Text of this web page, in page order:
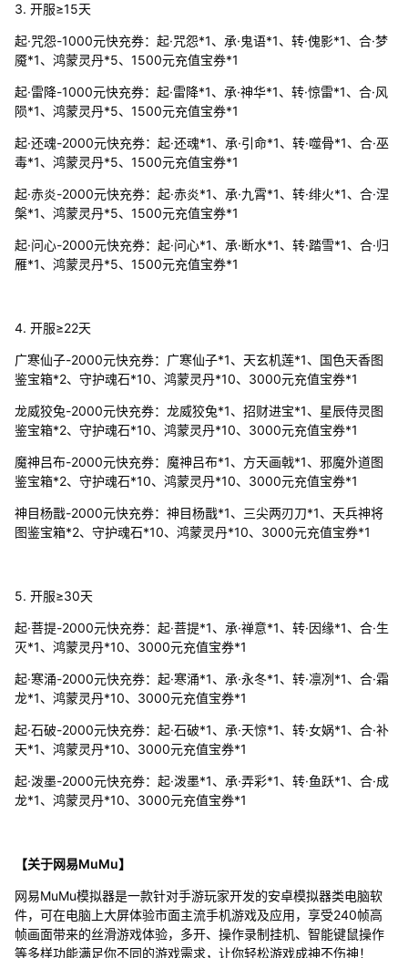
3. 开服≥15天
起·咒怨-1000元快充券：起·咒怨*1、承·鬼语*1、转·傀影*1、合·梦
魇*1、鸿蒙灵丹*5、1500元充值宝券*1
起·雷降-1000元快充券：起·雷降*1、承·神华*1、转·惊雷*1、合·风
陨*1、鸿蒙灵丹*5、1500元充值宝券*1
起·还魂-2000元快充券：起·还魂*1、承·引命*1、转·噬骨*1、合·巫
毒*1、鸿蒙灵丹*5、1500元充值宝券*1
起·赤炎-2000元快充券：起·赤炎*1、承·九霄*1、转·绯火*1、合·涅
槃*1、鸿蒙灵丹*5、1500元充值宝券*1
起·问心-2000元快充券：起·问心*1、承·断水*1、转·踏雪*1、合·归
雁*1、鸿蒙灵丹*5、1500元充值宝券*1
4. 开服≥22天
广寒仙子-2000元快充券：广寒仙子*1、天玄机莲*1、国色天香图
鉴宝箱*2、守护魂石*10、鸿蒙灵丹*10、3000元充值宝券*1
龙威狡兔-2000元快充券：龙威狡兔*1、招财进宝*1、星辰侍灵图
鉴宝箱*2、守护魂石*10、鸿蒙灵丹*10、3000元充值宝券*1
魔神吕布-2000元快充券：魔神吕布*1、方天画戟*1、邪魔外道图
鉴宝箱*2、守护魂石*10、鸿蒙灵丹*10、3000元充值宝券*1
神目杨戬-2000元快充券：神目杨戬*1、三尖两刃刀*1、天兵神将
图鉴宝箱*2、守护魂石*10、鸿蒙灵丹*10、3000元充值宝券*1
5. 开服≥30天
起·菩提-2000元快充券：起·菩提*1、承·禅意*1、转·因缘*1、合·生
灭*1、鸿蒙灵丹*10、3000元充值宝券*1
起·寒涌-2000元快充券：起·寒涌*1、承·永冬*1、转·凛冽*1、合·霜
龙*1、鸿蒙灵丹*10、3000元充值宝券*1
起·石破-2000元快充券：起·石破*1、承·天惊*1、转·女娲*1、合·补
天*1、鸿蒙灵丹*10、3000元充值宝券*1
起·泼墨-2000元快充券：起·泼墨*1、承·弄彩*1、转·鱼跃*1、合·成
龙*1、鸿蒙灵丹*10、3000元充值宝券*1
【关于网易MuMu】
网易MuMu模拟器是一款针对手游玩家开发的安卓模拟器类电脑软
件，可在电脑上大屏体验市面主流手机游戏及应用，享受240帧高
帧画面带来的丝滑游戏体验，多开、操作录制挂机、智能键鼠操作
等多样功能满足你不同的游戏需求，让你轻松游戏成神不伤神！